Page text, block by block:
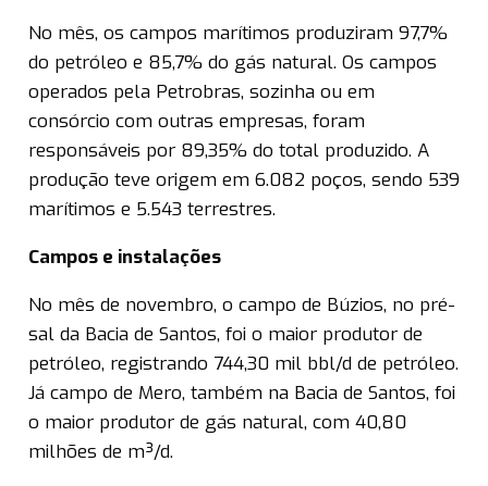
No mês, os campos marítimos produziram 97,7%
do petróleo e 85,7% do gás natural. Os campos
operados pela Petrobras, sozinha ou em
consórcio com outras empresas, foram
responsáveis por 89,35% do total produzido. A
produção teve origem em 6.082 poços, sendo 539
marítimos e 5.543 terrestres.
Campos e instalações
No mês de novembro, o campo de Búzios, no pré-
sal da Bacia de Santos, foi o maior produtor de
petróleo, registrando 744,30 mil bbl/d de petróleo.
Já campo de Mero, também na Bacia de Santos, foi
o maior produtor de gás natural, com 40,80
milhões de m³/d.